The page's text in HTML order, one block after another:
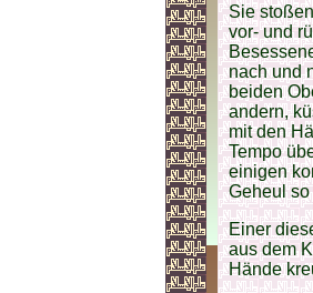
Sie
vor- und
nach und
beiden
andern,
mit den
Tempo
einigen
Geheul
Einer
aus dem
Hände